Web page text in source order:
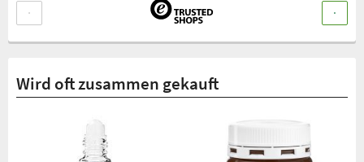
Wird oft zusammen gekauft